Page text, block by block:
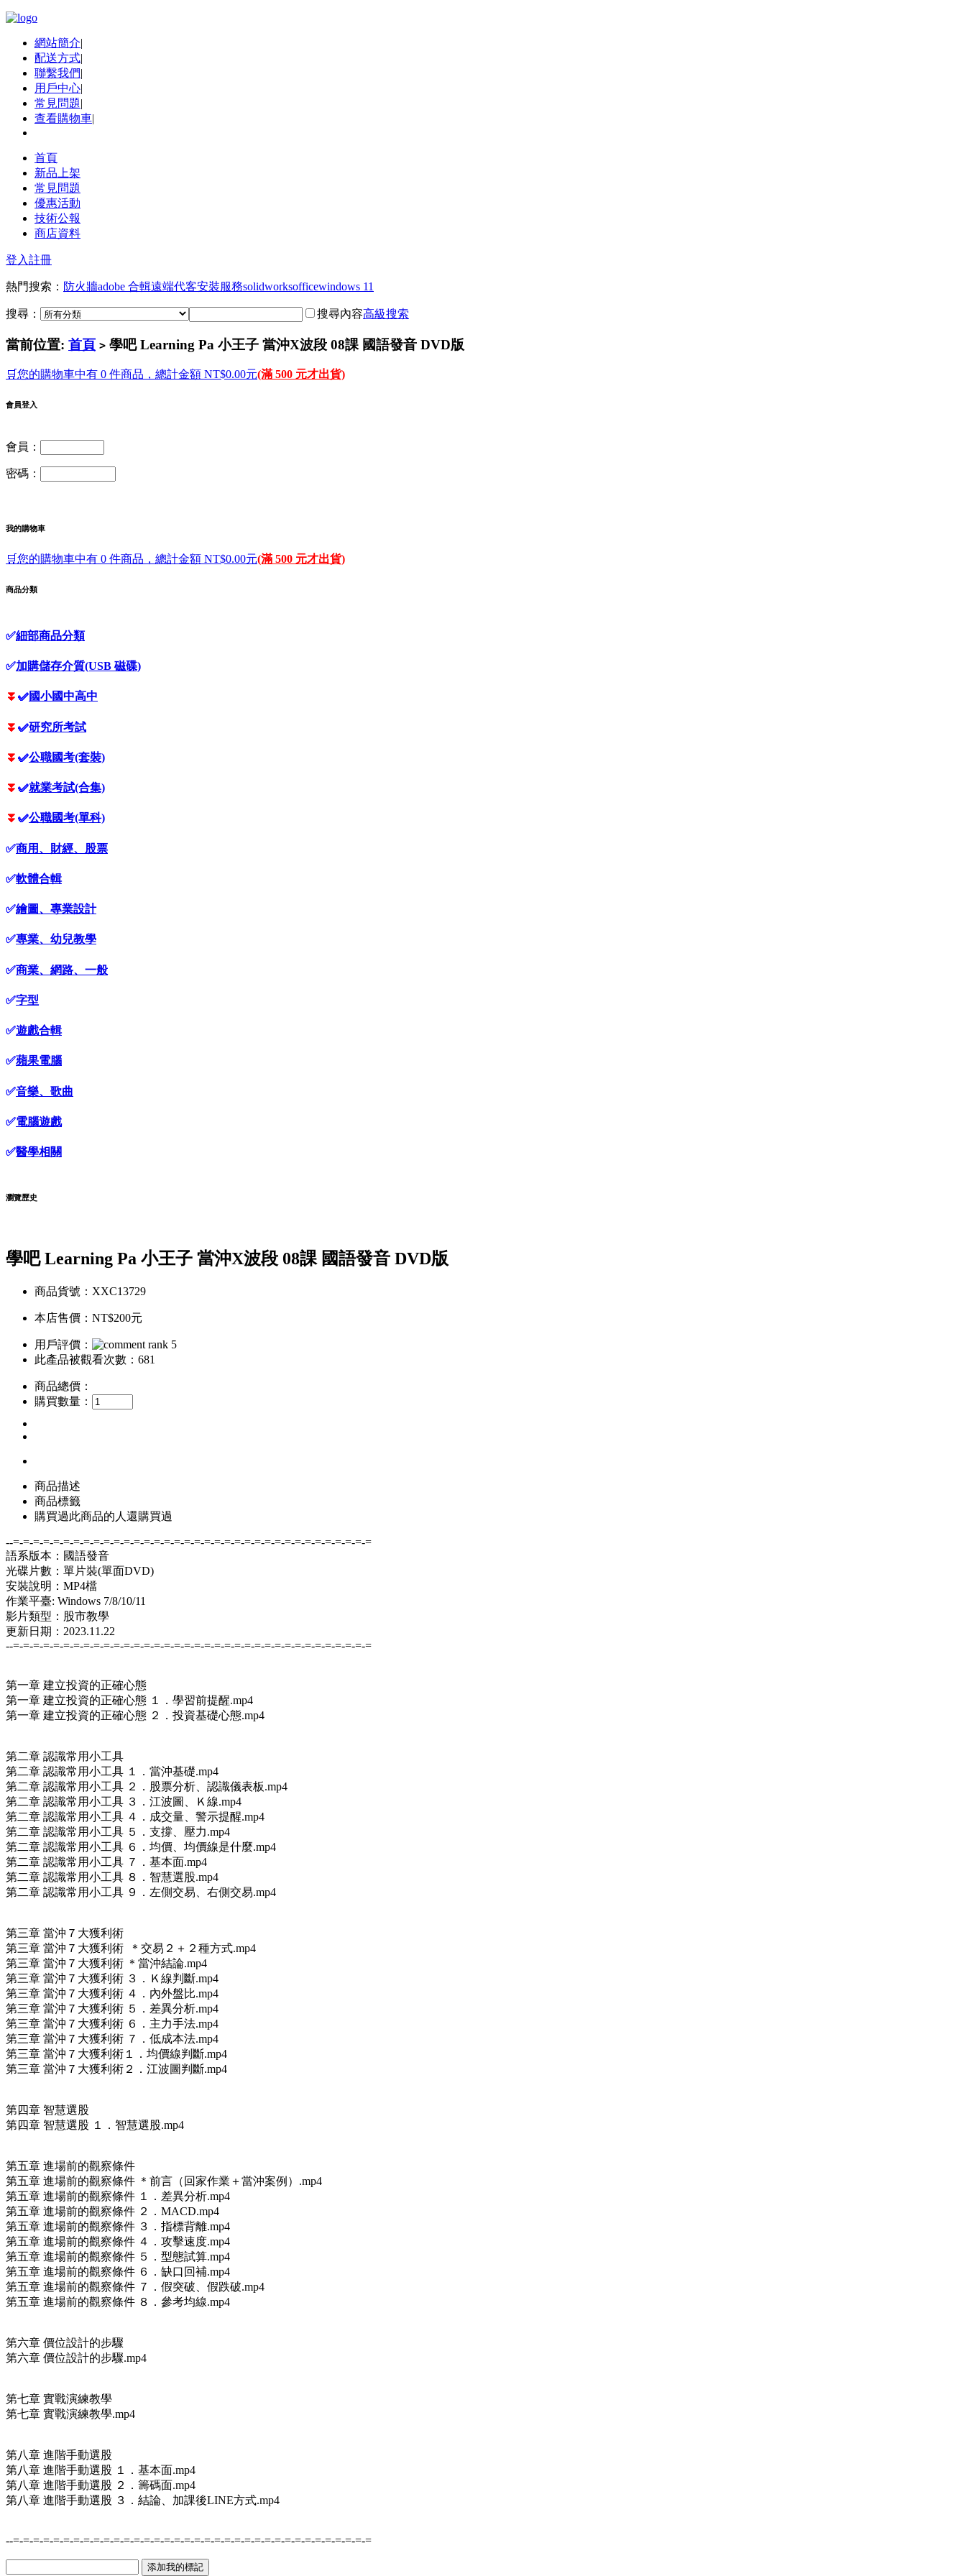
網站簡介|
配送方式|
聯繫我們|
用戶中心|
常見問題|
查看購物車|
首頁
新品上架
常見問題
優惠活動
技術公報
商店資料
登入註冊
熱門搜索： 防火牆adobe 合輯遠端代客安裝服務solidworksofficewindows 11
搜尋： 搜尋內容高級搜索
當前位置: 首頁 > 學吧 Learning Pa 小王子 當沖X波段 08課 國語發音 DVD版
🛒您的購物車中有 0 件商品，總計金額 NT$0.00元(滿 500 元才出貨)
會員登入
會員：
密碼：
我的購物車
🛒您的購物車中有 0 件商品，總計金額 NT$0.00元(滿 500 元才出貨)
商品分類
✅細部商品分類
✅加購儲存介質(USB 磁碟)
⏬ ✅國小國中高中
⏬ ✅研究所考試
⏬ ✅公職國考(套裝)
⏬ ✅就業考試(合集)
⏬ ✅公職國考(單科)
✅商用、財經、股票
✅軟體合輯
✅繪圖、專業設計
✅專業、幼兒教學
✅商業、網路、一般
✅字型
✅遊戲合輯
✅蘋果電腦
✅音樂、歌曲
✅電腦遊戲
✅醫學相關
瀏覽歷史
學吧 Learning Pa 小王子 當沖X波段 08課 國語發音 DVD版
商品貨號：XXC13729
本店售價： NT$200元
用戶評價：
此產品被觀看次數：681
商品總價：
購買數量：
商品描述
商品標籤
購買過此商品的人還購買過
--=-=-=-=-=-=-=-=-=-=-=-=-=-=-=-=-=-=-=-=-=-=-=-=-=-=-=-=-=-=-=-=-=-=-=-=
語系版本：國語發音
光碟片數：單片裝(單面DVD)
安裝說明：MP4檔
作業平臺: Windows 7/8/10/11
影片類型：股市教學
更新日期：2023.11.22
--=-=-=-=-=-=-=-=-=-=-=-=-=-=-=-=-=-=-=-=-=-=-=-=-=-=-=-=-=-=-=-=-=-=-=-=
第一章 建立投資的正確心態
第一章 建立投資的正確心態 １．學習前提醒.mp4
第一章 建立投資的正確心態 ２．投資基礎心態.mp4
第二章 認識常用小工具
第二章 認識常用小工具 １．當沖基礎.mp4
第二章 認識常用小工具 ２．股票分析、認識儀表板.mp4
第二章 認識常用小工具 ３．江波圖、Ｋ線.mp4
第二章 認識常用小工具 ４．成交量、警示提醒.mp4
第二章 認識常用小工具 ５．支撐、壓力.mp4
第二章 認識常用小工具 ６．均價、均價線是什麼.mp4
第二章 認識常用小工具 ７．基本面.mp4
第二章 認識常用小工具 ８．智慧選股.mp4
第二章 認識常用小工具 ９．左側交易、右側交易.mp4
第三章 當沖７大獲利術
第三章 當沖７大獲利術 ＊交易２＋２種方式.mp4
第三章 當沖７大獲利術 ＊當沖結論.mp4
第三章 當沖７大獲利術 ３．Ｋ線判斷.mp4
第三章 當沖７大獲利術 ４．內外盤比.mp4
第三章 當沖７大獲利術 ５．差異分析.mp4
第三章 當沖７大獲利術 ６．主力手法.mp4
第三章 當沖７大獲利術 ７．低成本法.mp4
第三章 當沖７大獲利術１．均價線判斷.mp4
第三章 當沖７大獲利術２．江波圖判斷.mp4
第四章 智慧選股
第四章 智慧選股 １．智慧選股.mp4
第五章 進場前的觀察條件
第五章 進場前的觀察條件 ＊前言（回家作業＋當沖案例）.mp4
第五章 進場前的觀察條件 １．差異分析.mp4
第五章 進場前的觀察條件 ２．MACD.mp4
第五章 進場前的觀察條件 ３．指標背離.mp4
第五章 進場前的觀察條件 ４．攻擊速度.mp4
第五章 進場前的觀察條件 ５．型態試算.mp4
第五章 進場前的觀察條件 ６．缺口回補.mp4
第五章 進場前的觀察條件 ７．假突破、假跌破.mp4
第五章 進場前的觀察條件 ８．參考均線.mp4
第六章 價位設計的步驟
第六章 價位設計的步驟.mp4
第七章 實戰演練教學
第七章 實戰演練教學.mp4
第八章 進階手動選股
第八章 進階手動選股 １．基本面.mp4
第八章 進階手動選股 ２．籌碼面.mp4
第八章 進階手動選股 ３．結論、加課後LINE方式.mp4
--=-=-=-=-=-=-=-=-=-=-=-=-=-=-=-=-=-=-=-=-=-=-=-=-=-=-=-=-=-=-=-=-=-=-=-=